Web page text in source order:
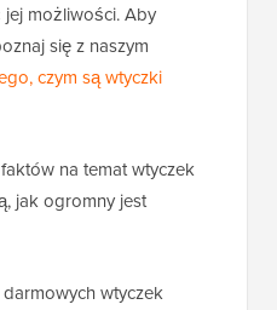
możliwości. Aby
się z naszym
czym są wtyczki
na temat wtyczek
jak ogromny jest
wtyczek